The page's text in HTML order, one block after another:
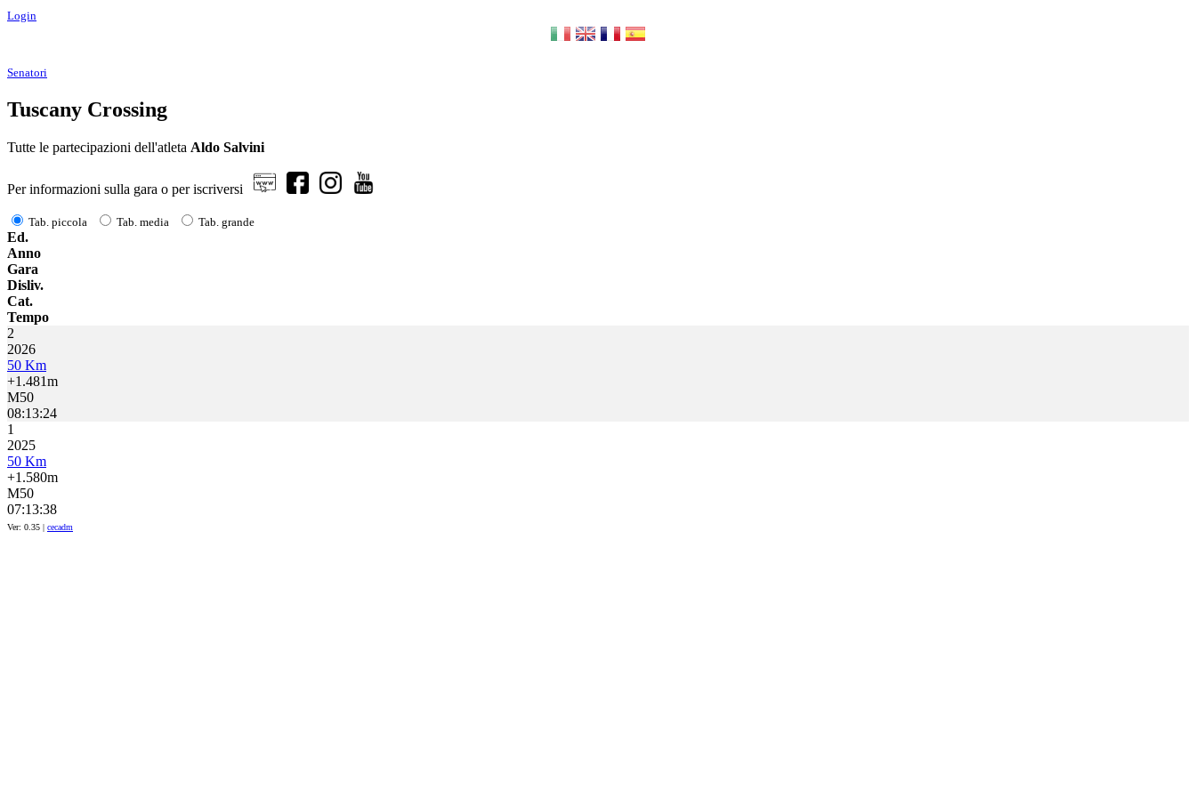
Login
Senatori
Tuscany Crossing
Tutte le partecipazioni dell'atleta Aldo Salvini
Per informazioni sulla gara o per iscriversi
Tab. piccola Tab. media Tab. grande
Ed.
Anno
Gara
Disliv.
Cat.
Tempo
2
2026
50 Km
+1.481m
M50
08:13:24
1
2025
50 Km
+1.580m
M50
07:13:38
Ver: 0.35 | cecadm